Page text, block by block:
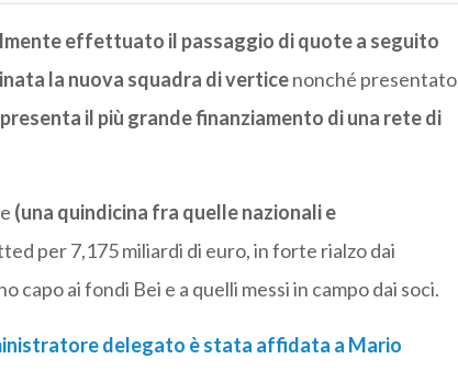
effettuato il passaggio di quote a seguito
la nuova squadra di verticenonché presentato
il più grande finanziamento di una rete di
(una quindicina fra quelle nazionali e
per 7,175 miliardi di euro, in forte rialzo dai
ai fondi Bei e a quelli messi in campo dai soci.
delegato è stata affidata a Mario